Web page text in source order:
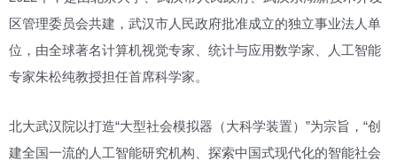
区管理委员会共建，武汉市人民政府批准成立的独立事业法人单
位，由全球著名计算机视觉专家、统计与应用数学家、人工智能
专家朱松纯教授担任首席科学家。
北大武汉院以打造“大型社会模拟器（大科学装置）”为宗旨，“创
建全国一流的人工智能研究机构、探索中国式现代化的智能社会